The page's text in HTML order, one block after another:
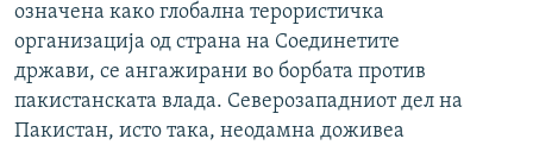
означена како глобална терористичка
организација од страна на Соединетите
држави, се ангажирани во борбата против
пакистанската влада. Северозападниот дел на
Пакистан, исто така, неодамна доживеа